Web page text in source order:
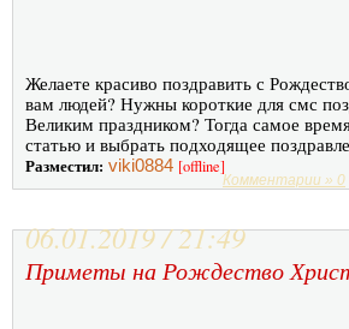
Желаете красиво поздравить с
вам людей? Нужны короткие для смс
Великим праздником? Тогда самое
статью и выбрать подходящее
Разместил: viki0884 [offline]
Комментарии » 0
06.01.2019 / 21:49
Приметы на Рождество